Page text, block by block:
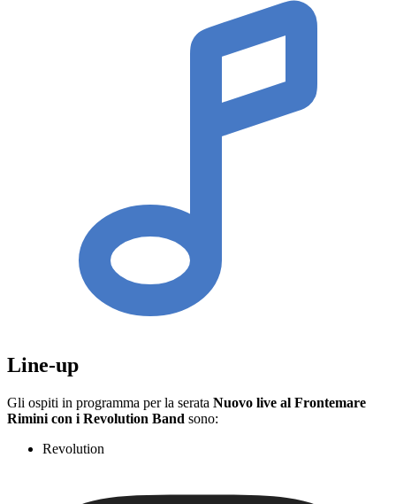
Line-up
Gli ospiti in programma per la serata Nuovo live al Frontemare
Rimini con i Revolution Band sono:
Revolution